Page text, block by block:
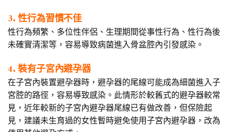
3. 性行為習慣不佳
性行為頻繁、多位性伴侶、生理期間從事性行為、性行為後
未確實清潔等，容易導致病菌進入骨盆腔內引發感染。
4. 裝有子宮內避孕器
在子宮內裝置避孕器時，避孕器的尾線可能成為細菌進入子
宮腔的路徑，容易導致感染。此情形於較舊式的避孕器較常
見，近年較新的子宮內避孕器尾線已有做改善，但保險起
見，建議未生育過的女性暫時避免使用子宮內避孕器，改為